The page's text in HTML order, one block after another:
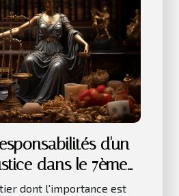
d'un
dans le 7ème
de Paris
dont l'importance est